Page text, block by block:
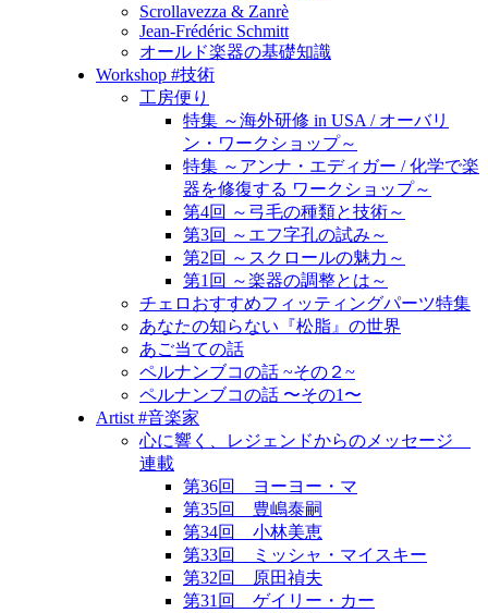
Scrollavezza & Zanrè
Jean-Frédéric Schmitt
オールド楽器の基礎知識
Workshop #技術
工房便り
特集 ～海外研修 in USA / オーバリ
ン・ワークショップ～
特集 ～アンナ・エディガー / 化学で楽
器を修復する ワークショップ～
第4回 ～弓毛の種類と技術～
第3回 ～エフ字孔の試み～
第2回 ～スクロールの魅力～
第1回 ～楽器の調整とは～
チェロおすすめフィッティングパーツ特集
あなたの知らない『松脂』の世界
あご当ての話
ペルナンブコの話 ~その２~
ペルナンブコの話 〜その1〜
Artist #音楽家
心に響く、レジェンドからのメッセージ
連載
第36回 ヨーヨー・マ
第35回 豊嶋泰嗣
第34回 小林美恵
第33回 ミッシャ・マイスキー
第32回 原田禎夫
第31回 ゲイリー・カー